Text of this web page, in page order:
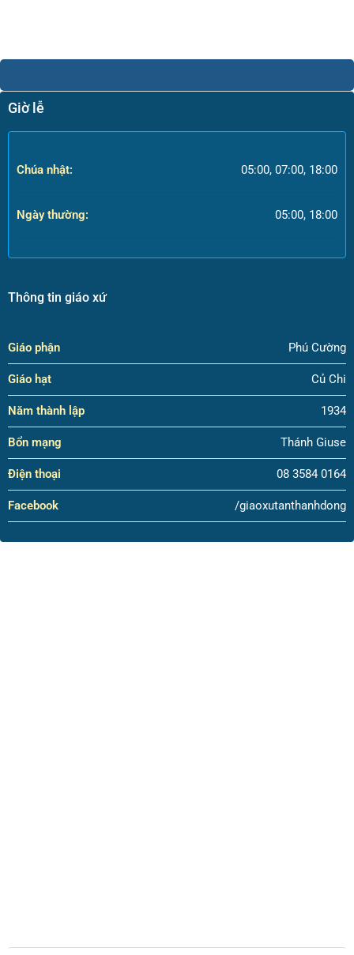
Giờ lễ
Chúa nhật: 05:00, 07:00, 18:00
Ngày thường: 05:00, 18:00
Thông tin giáo xứ
Giáo phận Phú Cường
Giáo hạt Củ Chi
Năm thành lập 1934
Bổn mạng Thánh Giuse
Điện thoại 08 3584 0164
Facebook /giaoxutanthanhdong